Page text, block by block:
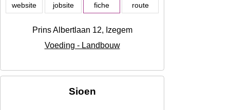
website jobsite fiche route
Prins Albertlaan 12, Izegem
Voeding - Landbouw
Sioen